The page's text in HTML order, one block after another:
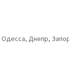
Днепр,